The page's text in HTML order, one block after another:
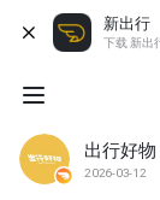
新出行
下载 新出
出行好物
2026-03-12